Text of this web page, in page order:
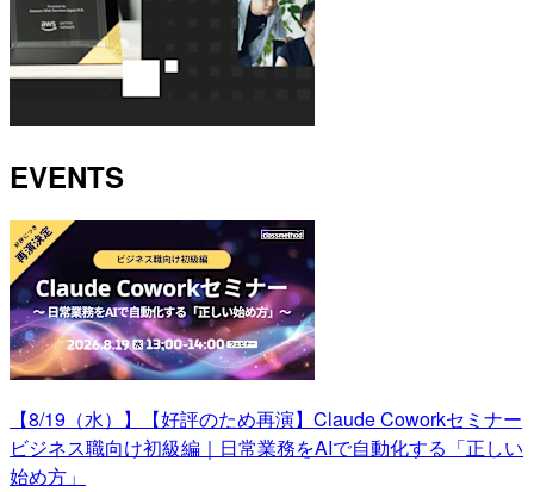
EVENTS
【8/19（水）】【好評のため再演】Claude Coworkセミナー
ビジネス職向け初級編｜日常業務をAIで自動化する「正しい
始め方」